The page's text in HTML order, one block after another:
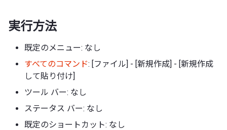
実行方法
既定のメニュー: なし
すべてのコマンド: [ファイル] - [新規作成] - [新規作成
して貼り付け]
ツール バー: なし
ステータス バー: なし
既定のショートカット: なし